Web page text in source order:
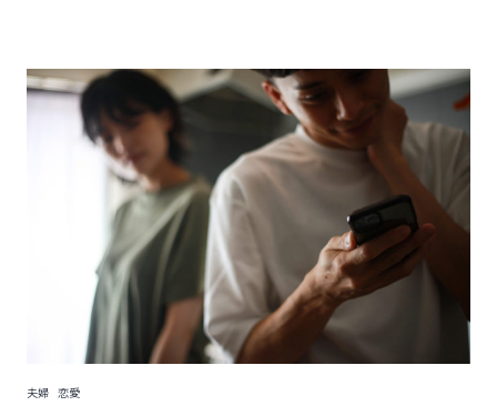
夫婦 恋愛